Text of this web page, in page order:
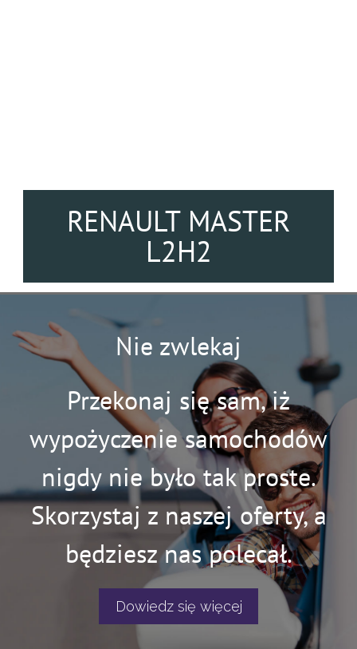
RENAULT MASTER
L2H2
Nie zwlekaj
Przekonaj się sam, iż
wypożyczenie samochodów
nigdy nie było tak proste.
Skorzystaj z naszej oferty, a
będziesz nas polecał.
Dowiedz się więcej